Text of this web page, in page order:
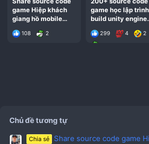
game Hiệp khách
giang hồ mobile
108 2
game học lập trình
build unity engine
299 4 2
Chủ đề tương tự
Chia sẻ
Share source code game